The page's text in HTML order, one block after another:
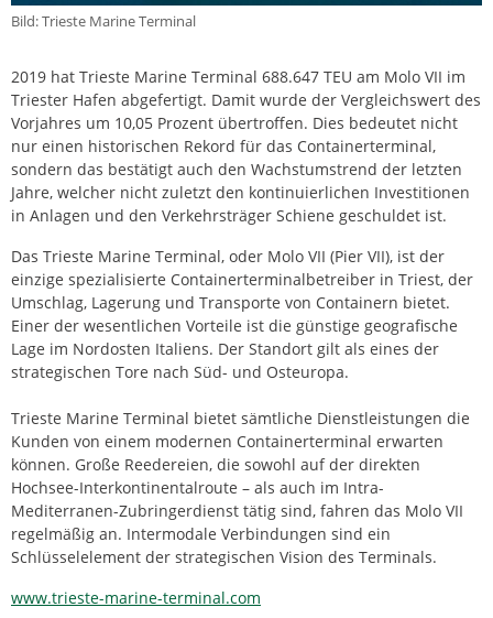
Bild: Trieste Marine Terminal
2019 hat Trieste Marine Terminal 688.647 TEU am Molo VII im
Triester Hafen abgefertigt. Damit wurde der Vergleichswert des
Vorjahres um 10,05 Prozent übertroffen. Dies bedeutet nicht
nur einen historischen Rekord für das Containerterminal,
sondern das bestätigt auch den Wachstumstrend der letzten
Jahre, welcher nicht zuletzt den kontinuierlichen Investitionen
in Anlagen und den Verkehrsträger Schiene geschuldet ist.
Das Trieste Marine Terminal, oder Molo VII (Pier VII), ist der
einzige spezialisierte Containerterminalbetreiber in Triest, der
Umschlag, Lagerung und Transporte von Containern bietet.
Einer der wesentlichen Vorteile ist die günstige geografische
Lage im Nordosten Italiens. Der Standort gilt als eines der
strategischen Tore nach Süd- und Osteuropa.
Trieste Marine Terminal bietet sämtliche Dienstleistungen die
Kunden von einem modernen Containerterminal erwarten
können. Große Reedereien, die sowohl auf der direkten
Hochsee-Interkontinentalroute – als auch im Intra-
Mediterranen-Zubringerdienst tätig sind, fahren das Molo VII
regelmäßig an. Intermodale Verbindungen sind ein
Schlüsselelement der strategischen Vision des Terminals.
www.trieste-marine-terminal.com